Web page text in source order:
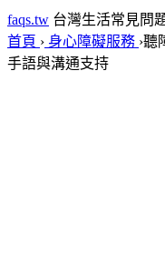
faqs.tw 台灣生活常見問
首頁 › 身心障礙服務 ›聽
手語與溝通支持